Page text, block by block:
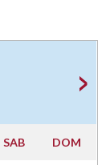
SAB DOM